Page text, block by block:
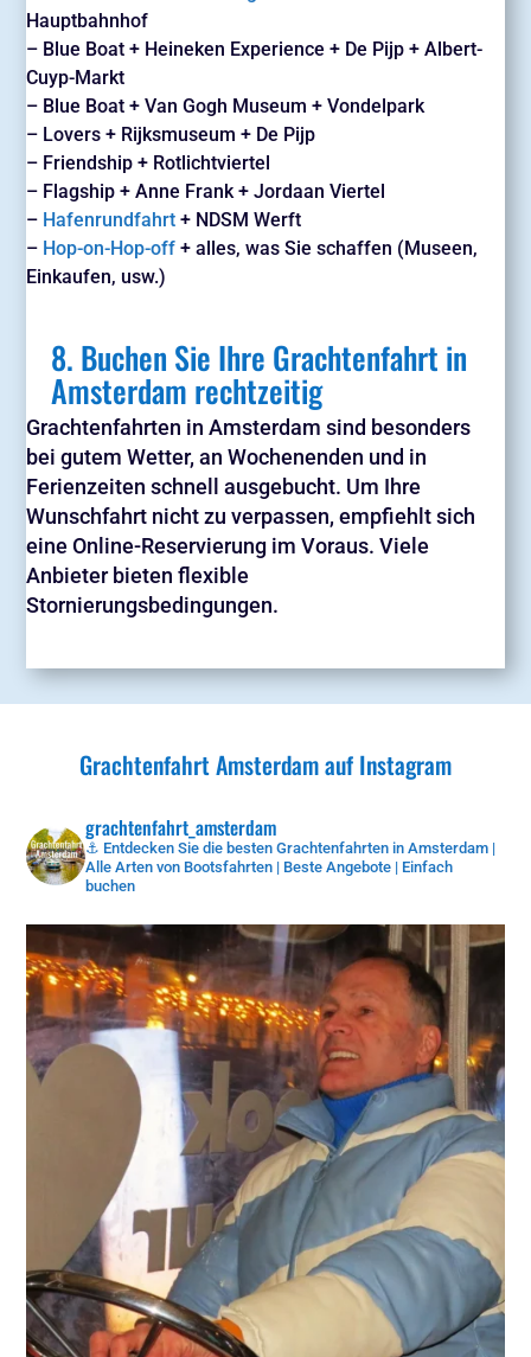
Hauptbahnhof
– Blue Boat + Heineken Experience + De Pijp + Albert-
Cuyp-Markt
– Blue Boat + Van Gogh Museum + Vondelpark
– Lovers + Rijksmuseum + De Pijp
– Friendship + Rotlichtviertel
– Flagship + Anne Frank + Jordaan Viertel
– Hafenrundfahrt + NDSM Werft
– Hop-on-Hop-off + alles, was Sie schaffen (Museen,
Einkaufen, usw.)
8. Buchen Sie Ihre Grachtenfahrt in
Amsterdam rechtzeitig
Grachtenfahrten in Amsterdam sind besonders
bei gutem Wetter, an Wochenenden und in
Ferienzeiten schnell ausgebucht. Um Ihre
Wunschfahrt nicht zu verpassen, empfiehlt sich
eine Online-Reservierung im Voraus. Viele
Anbieter bieten flexible
Stornierungsbedingungen.
Grachtenfahrt Amsterdam auf Instagram
grachtenfahrt_amsterdam
⚓ Entdecken Sie die besten Grachtenfahrten in Amsterdam |
Alle Arten von Bootsfahrten | Beste Angebote | Einfach
buchen